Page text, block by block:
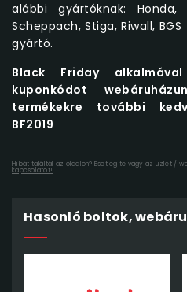
alábbi gyártóknak: Honda,
Scheppach, Stiga, Riwall,
gyártó.
Black Friday
kuponkódot
termékekre további
BF2019
Hibát találtál az oldalon? Esetleg te vagy az üzlet /
kapcsolatot!
Hasonló boltok,